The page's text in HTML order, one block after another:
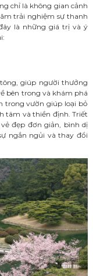
chỉ là không gian cảnh
trải nghiệm sự thanh
là những giá trị và ý
giúp người thưởng
bên trong và khám phá
trong vườn giúp loại bỏ
tâm và thiền định. Triết
đẹp đơn giản, bình dị
ngắn ngủi và thay đổi